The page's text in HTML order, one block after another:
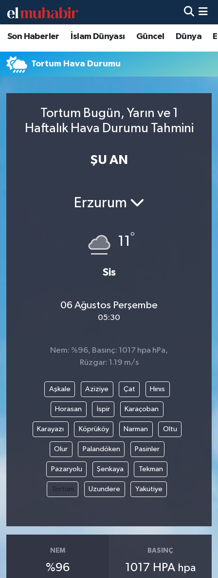
Son Haberler İslam Dünyası Güncel Dünya
Tortum Hava Durumu
Tortum Bugün, Yarın ve 1
Haftalık Hava Durumu Tahmini
ŞU AN
Erzurum
11°
Sis
06 Ağustos Perşembe
05:30
Nem: %96, Basınç: 1017 hpa hPa,
Rüzgar: 1.19 m/s
Aşkale Aziziye Çat Hınıs
Horasan İspir Karaçoban
Karayazı Köprüköy Narman Oltu
Olur Palandöken Pasinler
Pazaryolu Şenkaya Tekman
Tortum Uzundere Yakutiye
NEM
%96
BASINÇ
1017 HPA hpa
Hava Durumu
Trafik Durumu
Tüm Manşetler